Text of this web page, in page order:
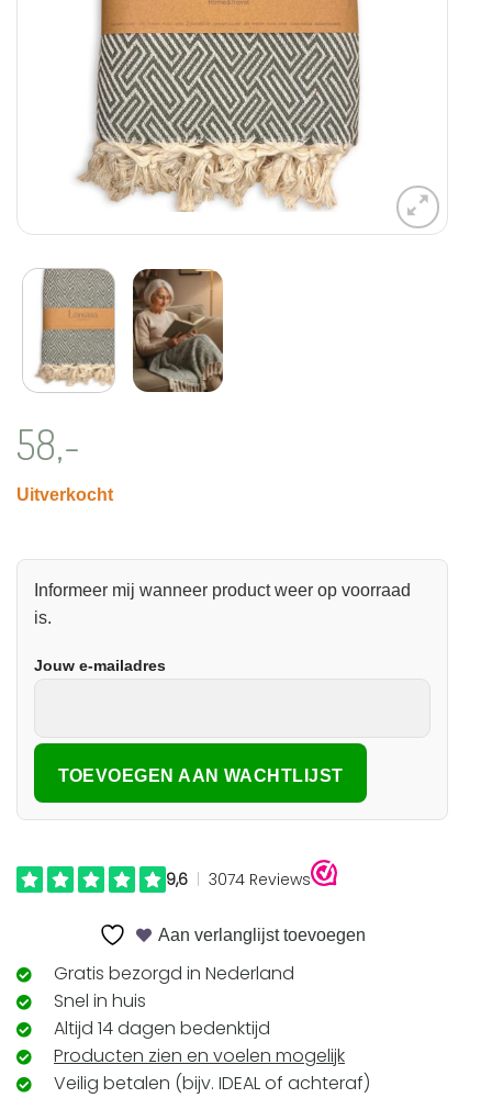
58,-
Uitverkocht
Informeer mij wanneer product weer op voorraad
is.
Jouw e-mailadres
Aan verlanglijst toevoegen
Gratis bezorgd in Nederland
Snel in huis
Altijd 14 dagen bedenktijd
Producten zien en voelen mogelijk
Veilig betalen (bijv. IDEAL of achteraf)